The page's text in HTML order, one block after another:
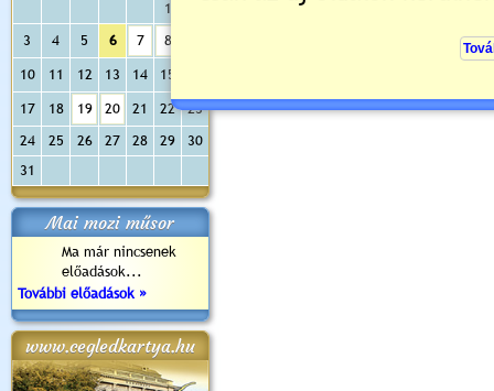
1
3
4 5 6 7 8
10 11 12 13 14 15
17 18 19 20 21 22
23
24
25 26 27 28 29
30
31
Mai mozi műsor
Ma már nincsenek
előadások...
További előadások »
www.cegledkartya.hu